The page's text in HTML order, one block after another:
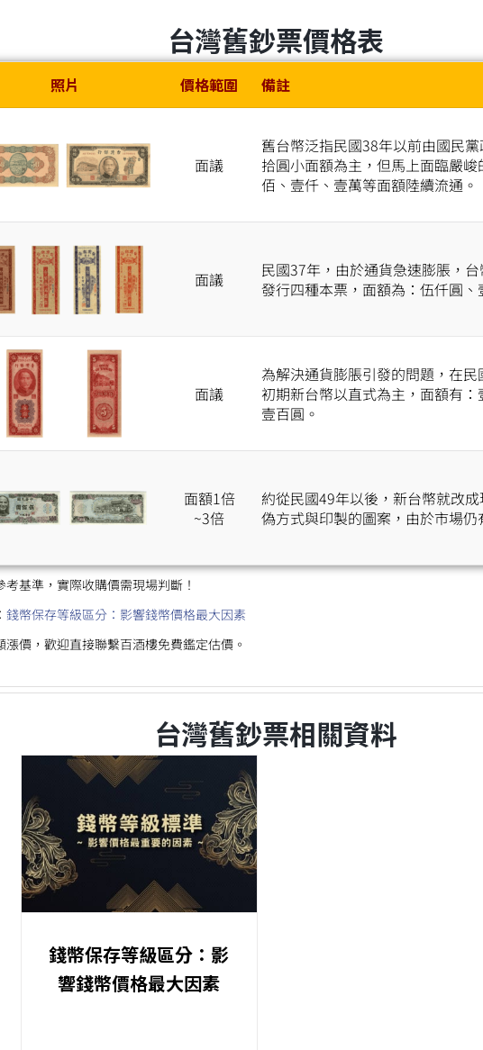
台灣舊鈔票價格表
照片 價格範圍 備註
面議
舊台幣泛指民國38年以前由國民
拾圓小面額為主，但馬上面臨嚴
佰、壹仟、壹萬等面額陸續流通。
面議
民國37年，由於通貨急速膨脹，
發行四種本票，面額為：伍仟圓
面議
為解決通貨膨脹引發的問題，在
初期新台幣以直式為主，面額有
壹百圓。
面額1倍
~3倍
約從民國49年以後，新台幣就改
偽方式與印製的圖案，由於市場
基準，實際收購價需現場判斷！
錢幣保存等級區分：影響錢幣價格最大因素
價，歡迎直接聯繫百酒樓免費鑑定估價。
台灣舊鈔票相關資料
錢幣保存等級區分：影
響錢幣價格最大因素